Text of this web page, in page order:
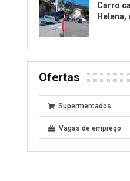
Carro
Helena,
Ofertas
Supermercados
Vagas de emprego